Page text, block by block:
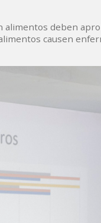
alimentos deben
causen